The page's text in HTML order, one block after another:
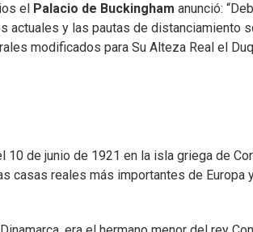
el
Palacio de Buckingham anunció:
actuales y las pautas de distanciamiento
modificados para Su Alteza Real el
10 de junio de 1921 en la isla griega de
casas reales más importantes de Europa